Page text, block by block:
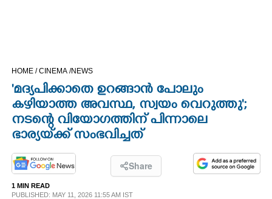
OPINION
LIFESTYLE
HOME /CINEMA /NEWS
'മദ്യപിക്കാതെ ഉറങ്ങാൻ പോലും
കഴിയാത്ത അവസ്ഥ, സ്വയം വെറുത്തു';
നടന്റെ വിയോഗത്തിന് പിന്നാലെ
ഭാര്യയ്‌ക്ക് സംഭവിച്ചത്
Share
1 MIN READ
PUBLISHED: MAY 11, 2026 11:55 AM IST